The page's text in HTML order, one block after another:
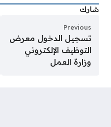
شارك
Previous
تسجيل الدخول معرض
التوظيف الإلكتروني
وزارة العمل